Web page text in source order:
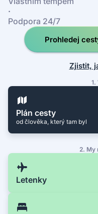
·
Podpora 24/7
Prohledej
Zjistit,
1.
Plán cesty
od člověka, který tam byl
2. My
Letenky